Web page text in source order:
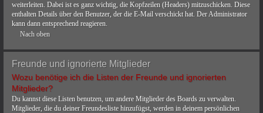
weiterleiten. Dabei ist es ganz wichtig, die Kopfzeilen (Headers) mitzuschicken. Diese
enthalten Details über den Benutzer, der die E-Mail verschickt hat. Der Administrator
kann dann entsprechend reagieren.
Nach oben
Freunde und ignorierte Mitglieder
Wozu benötige ich die Listen der Freunde und ignorierten
Mitglieder?
Du kannst diese Listen benutzen, um andere Mitglieder des Boards zu verwalten.
Mitglieder, die du deiner Freundesliste hinzufügst, werden in deinem persönlichen